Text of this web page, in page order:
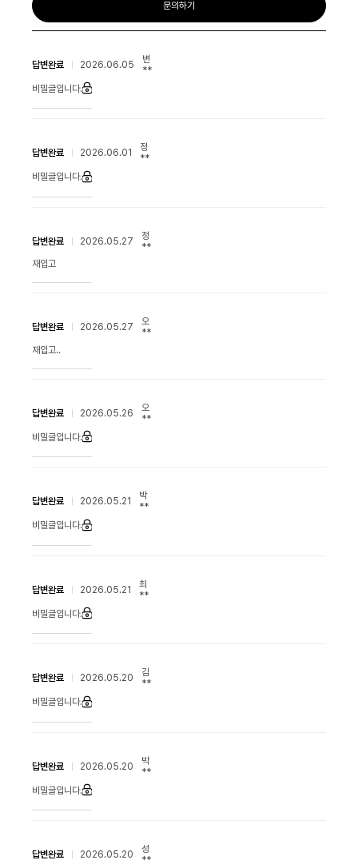
문의하기
답변완료 2026.06.05
변
**
비밀글입니다.
답변완료 2026.06.01
정
**
비밀글입니다.
답변완료 2026.05.27
정
**
재입고
답변완료 2026.05.27
오
**
재입고..
답변완료 2026.05.26
오
**
비밀글입니다.
답변완료 2026.05.21
박
**
비밀글입니다.
답변완료 2026.05.21
최
**
비밀글입니다.
답변완료 2026.05.20
김
**
비밀글입니다.
답변완료 2026.05.20
박
**
비밀글입니다.
답변완료 2026.05.20
성
**